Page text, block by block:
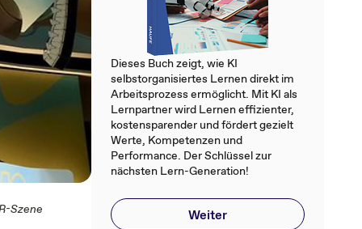
Szene
Dieses Buch zeigt, wie KI
selbstorganisiertes Lernen direkt im
Arbeitsprozess ermöglicht. Mit KI als
Lernpartner wird Lernen effizienter,
kostensparender und fördert gezielt
Werte, Kompetenzen und
Performance. Der Schlüssel zur
nächsten Lern-Generation!
Weiter